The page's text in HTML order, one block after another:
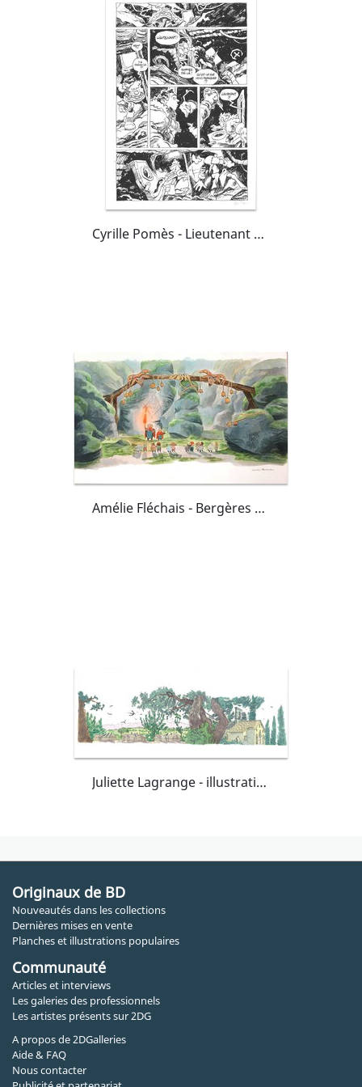
Cyrille Pomès - Lieutenant Betillon 2 : Sedna p.31
Amélie Fléchais - Bergères Guerrières Les novices p.19-20
Juliette Lagrange - illustration à l'aquarelle
Originaux de BD
Nouveautés dans les collections
Dernières mises en vente
Planches et illustrations populaires
Communauté
Articles et interviews
Les galeries des professionnels
Les artistes présents sur 2DG
A propos de 2DGalleries
Aide & FAQ
Nous contacter